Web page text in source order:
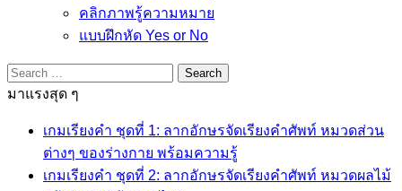
คลิกภาพรู้ความหมาย
แบบฝึกหัด Yes or No
Search
for:
มาแรงสุด ๆ
เกมเรียงคำ ชุดที่ 1: ลากอักษรจัดเรียงคำศัพท์ หมวดส่วน
ต่างๆ ของร่างกาย พร้อมความรู้
เกมเรียงคำ ชุดที่ 2: ลากอักษรจัดเรียงคำศัพท์ หมวดผลไม้